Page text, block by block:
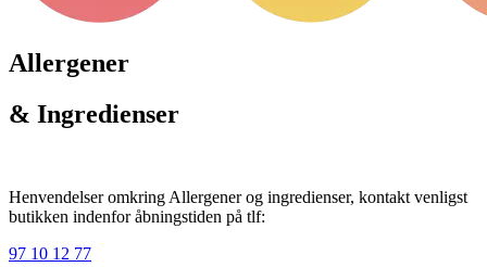
Allergener
& Ingredienser
Henvendelser omkring Allergener og ingredienser, kontakt venligst
butikken indenfor åbningstiden på tlf:
97 10 12 77